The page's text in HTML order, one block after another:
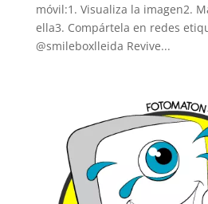
móvil:1. Visualiza la imagen2.
ella3. Compártela en redes
@smileboxlleida Revive...